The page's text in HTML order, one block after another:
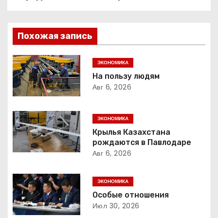
в
и
г
а
ц
и
я
п
о
з
Похожая запись
ЭКОНОМИКА
На пользу людям
Авг 6, 2026
ЭКОНОМИКА
Крылья Казахстана
рождаются в Павлодаре
Авг 6, 2026
ЭКОНОМИКА
Особые отношения
Июл 30, 2026